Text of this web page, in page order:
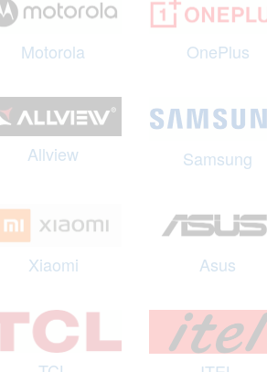
Motorola OnePlus
Allview Samsung
Xiaomi Asus